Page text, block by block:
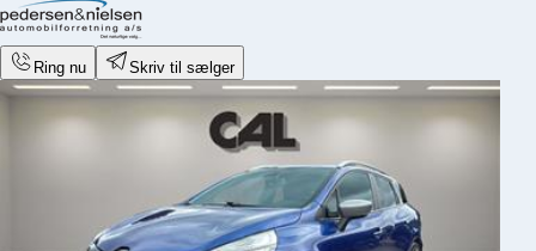
Ring nu Skriv til sælger